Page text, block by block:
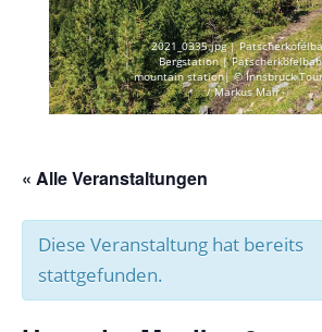
2021_0335.jpg |
Bergstation |
mountain station| © Innsbruck
/ Markus Mair
« Alle Veranstaltungen
Diese Veranstaltung hat bereits
stattgefunden.